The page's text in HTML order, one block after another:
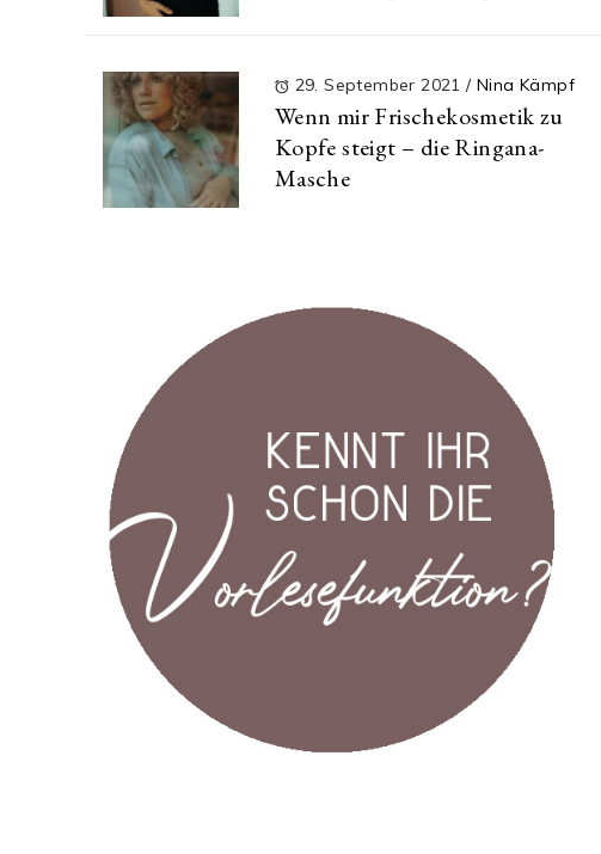
29. September 2021/ Nina Kämpf
Wenn mir Frischekosmetik zu
Kopfe steigt – die Ringana-
Masche